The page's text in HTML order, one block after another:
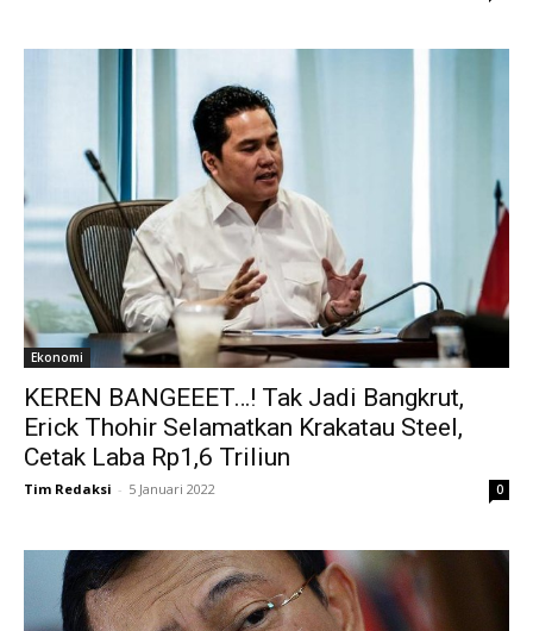
Ekonomi
KEREN BANGEEET…! Tak Jadi Bangkrut,
Erick Thohir Selamatkan Krakatau Steel,
Cetak Laba Rp1,6 Triliun
Tim Redaksi - 5 Januari 2022 0